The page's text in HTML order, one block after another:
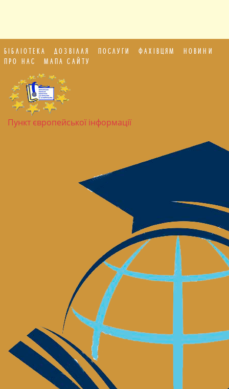
БІБЛІОТЕКА ДОЗВІЛЛЯ ПОСЛУГИ ФАХІВЦЯМ
НОВИНИ
ПРО НАС
МАПА САЙТУ
Пункт європейської інформації